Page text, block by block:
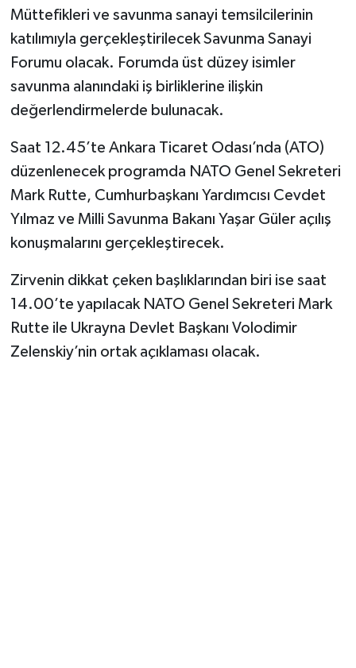
Müttefikleri ve savunma sanayi temsilcilerinin
katılımıyla gerçekleştirilecek Savunma Sanayi
Forumu olacak. Forumda üst düzey isimler
savunma alanındaki iş birliklerine ilişkin
değerlendirmelerde bulunacak.
Saat 12.45’te Ankara Ticaret Odası’nda (ATO)
düzenlenecek programda NATO Genel Sekreteri
Mark Rutte, Cumhurbaşkanı Yardımcısı Cevdet
Yılmaz ve Milli Savunma Bakanı Yaşar Güler açılış
konuşmalarını gerçekleştirecek.
Zirvenin dikkat çeken başlıklarından biri ise saat
14.00’te yapılacak NATO Genel Sekreteri Mark
Rutte ile Ukrayna Devlet Başkanı Volodimir
Zelenskiy’nin ortak açıklaması olacak.